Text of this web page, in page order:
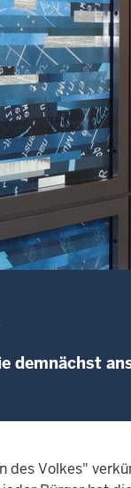
demnächst
Volkes"